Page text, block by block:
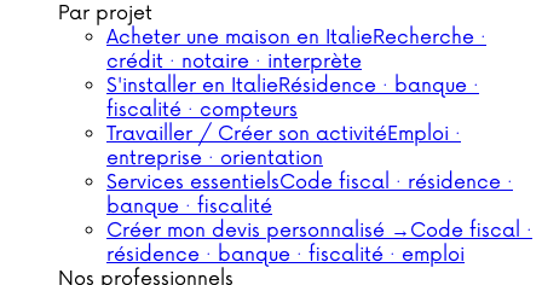
Par projet
Acheter une maison en ItalieRecherche ·
crédit · notaire · interprète
S'installer en ItalieRésidence · banque ·
fiscalité · compteurs
Travailler / Créer son activitéEmploi ·
entreprise · orientation
Services essentielsCode fiscal · résidence ·
banque · fiscalité
Créer mon devis personnalisé → Code fiscal ·
résidence · banque · fiscalité · emploi
Nos professionnels